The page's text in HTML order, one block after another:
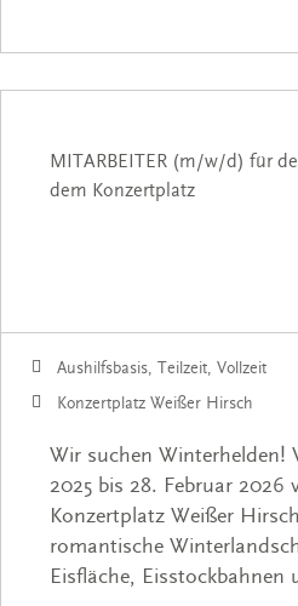
MITARBEITER (m/w/d) für
dem Konzertplatz
Aushilfsbasis, Teilzeit, Vollzeit
Konzertplatz Weißer Hirsch
Wir suchen Winterhelden!
2025 bis 28. Februar 2026
Konzertplatz Weißer
romantische
Eisfläche, Eisstockbahnen